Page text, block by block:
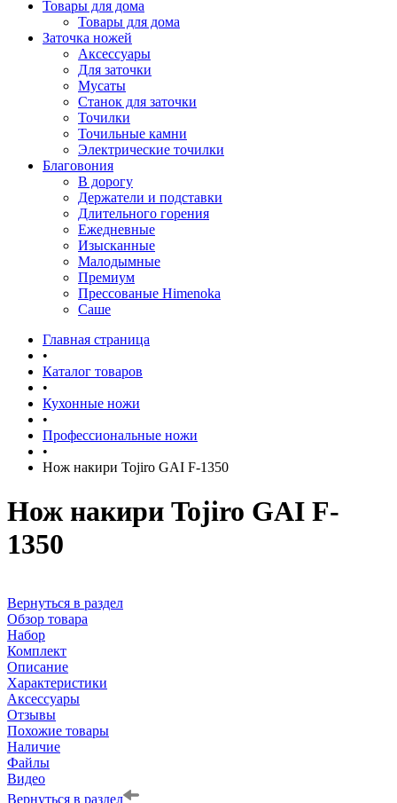
Товары для дома
Товары для дома
Заточка ножей
Аксессуары
Для заточки
Мусаты
Станок для заточки
Точилки
Точильные камни
Электрические точилки
Благовония
В дорогу
Держатели и подставки
Длительного горения
Ежедневные
Изысканные
Малодымные
Премиум
Прессованые Himenoka
Саше
Главная страница
•
Каталог товаров
•
Кухонные ножи
•
Профессиональные ножи
•
Нож накири Tojiro GAI F-1350
Нож накири Tojiro GAI F-
1350
Вернуться в раздел
Обзор товара
Набор
Комплект
Описание
Характеристики
Аксессуары
Отзывы
Похожие товары
Наличие
Файлы
Видео
Вернуться в раздел